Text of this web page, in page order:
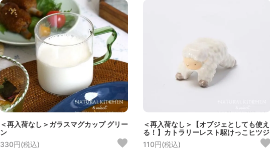
＜再入荷なし＞ガラスマグカップ グリー
ン
330円(税込)
＜再入荷なし＞【オブジェとしても使え
る！】カトラリーレスト駆けっこヒツジ
110円(税込)